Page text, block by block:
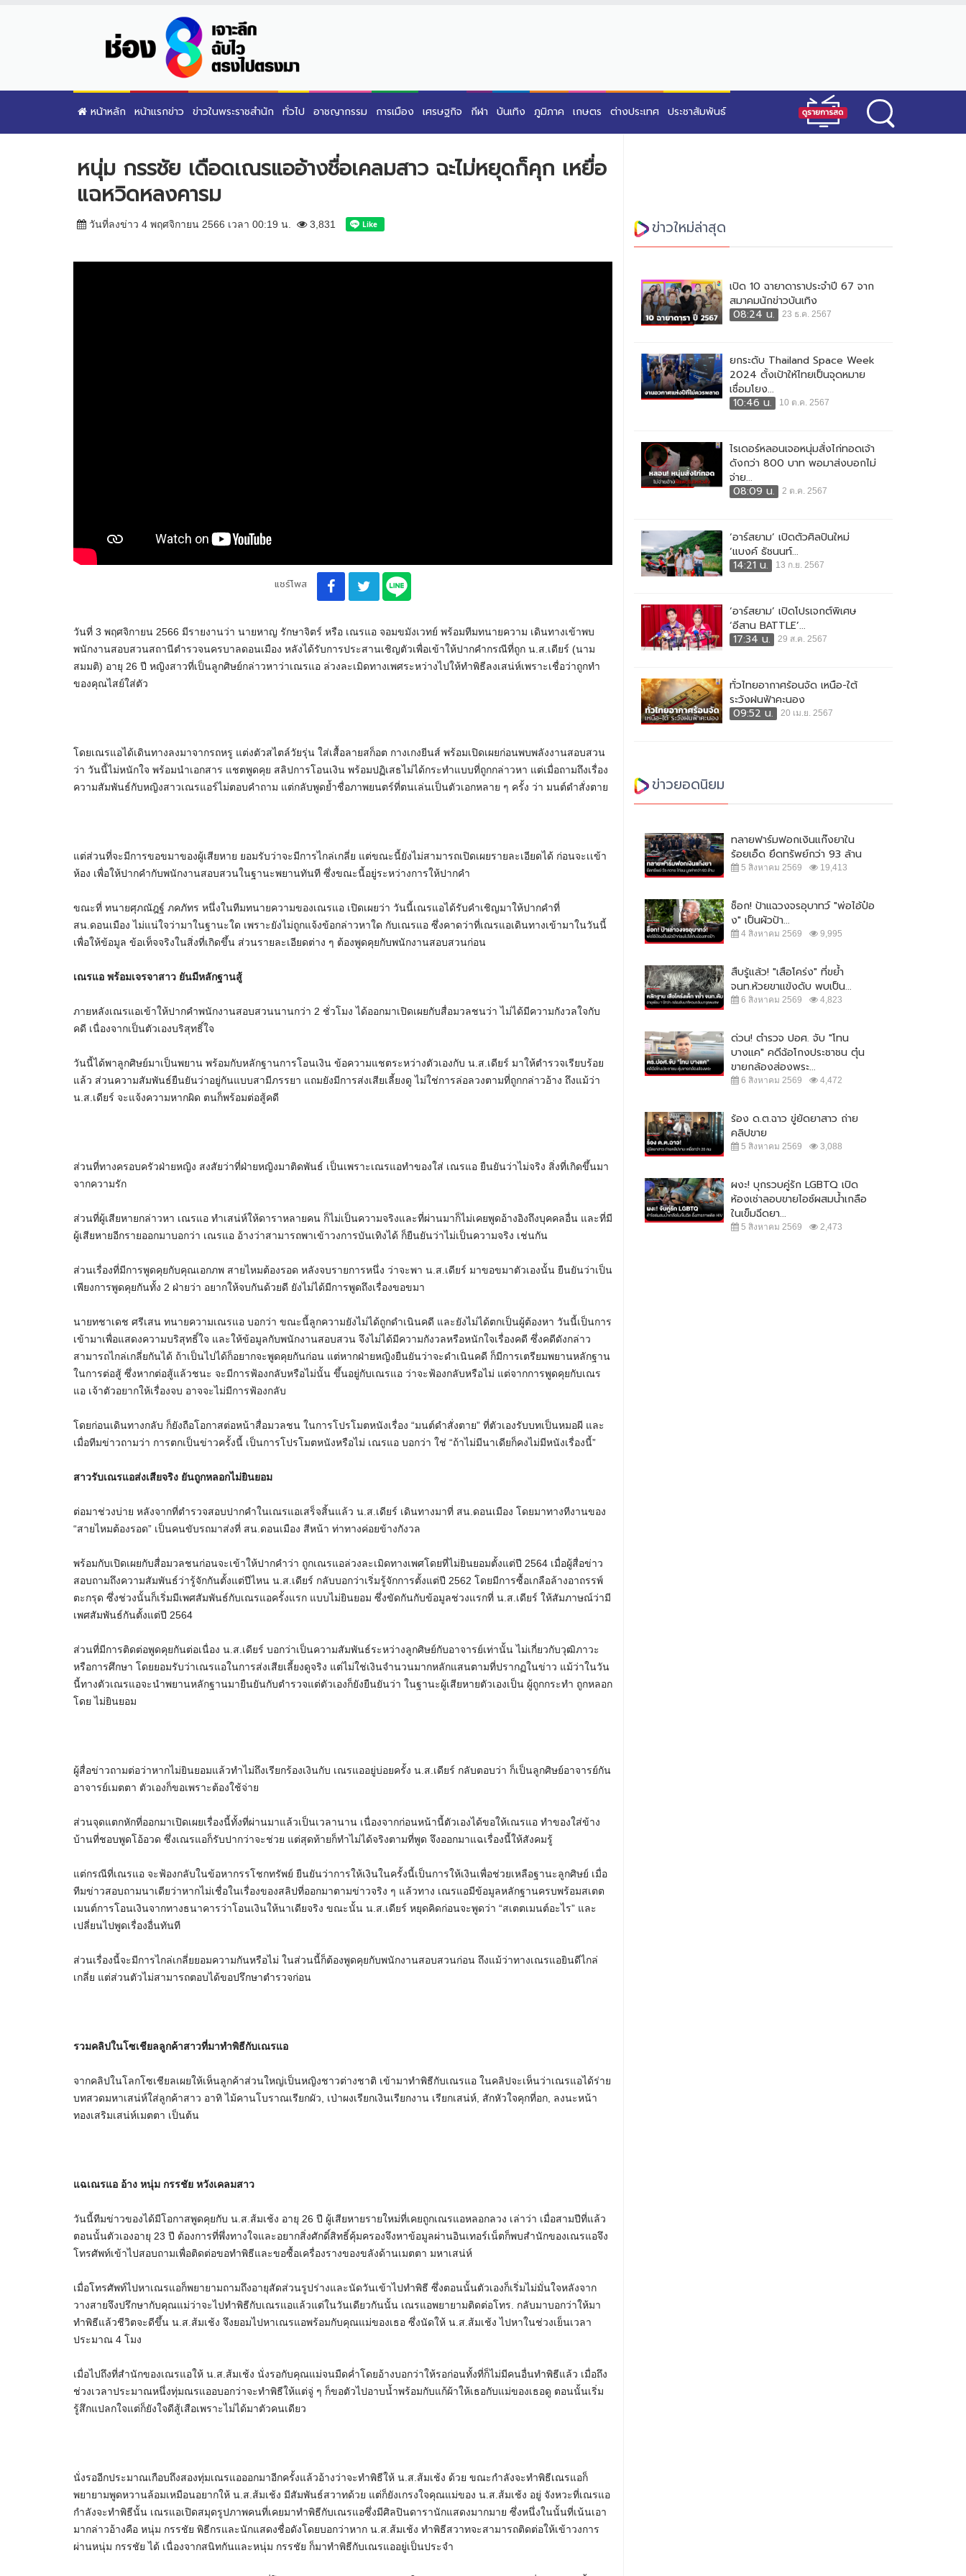
หน้าหลัก หน้าแรกข่าว ข่าวในพระราชสำนัก ทั่วไป อาชญากรรม การเมือง เศรษฐกิจ กีฬา บันเทิง ภูมิภาค เกษตร ต่างประเทศ ประชาสัมพันธ์
หนุ่ม กรรชัย เดือดเณรแออ้างชื่อเคลมสาว ฉะไม่หยุดก็คุก เหยื่อ
แฉหวิดหลงคารม
วันที่ลงข่าว 4 พฤศจิกายน 2566 เวลา 00:19 น. 3,831
แชร์โพส
วันที่ 3 พฤศจิกายน 2566 มีรายงานว่า นายหาญ รักษาจิตร์ หรือ เณรแอ จอมขมังเวทย์ พร้อมทีมทนายความ เดินทางเข้าพบ
พนักงานสอบสวนสถานีตำรวจนครบาลดอนเมือง หลังได้รับการประสานเชิญตัวเพื่อเข้าให้ปากคำกรณีที่ถูก น.ส.เดียร์ (นาม
สมมติ) อายุ 26 ปี หญิงสาวที่เป็นลูกศิษย์กล่าวหาว่าเณรแอ ล่วงละเมิดทางเพศระหว่างไปให้ทำพิธีลงเสน่ห์เพราะเชื่อว่าถูกทำ
ของคุณไสย์ใส่ตัว
โดยเณรแอได้เดินทางลงมาจากรถหรู แต่งตัวสไตล์วัยรุ่น ใส่เสื้อลายสก็อต กางเกงยีนส์ พร้อมเปิดเผยก่อนพบพลังงานสอบสวน
ว่า วันนี้ไม่หนักใจ พร้อมนำเอกสาร แชตพูดคุย สลิปการโอนเงิน พร้อมปฏิเสธไม่ได้กระทำแบบที่ถูกกล่าวหา แต่เมื่อถามถึงเรื่อง
ความสัมพันธ์กับหญิงสาวเณรแอร์ไม่ตอบคำถาม แต่กลับพูดย้ำชื่อภาพยนตร์ที่ตนเล่นเป็นตัวเอกหลาย ๆ ครั้ง ว่า มนต์ดำสั่งตาย
แต่ส่วนที่จะมีการขอขมาของผู้เสียหาย ยอมรับว่าจะมีการไกล่เกลี่ย แต่ขณะนี้ยังไม่สามารถเปิดเผยรายละเอียดได้ ก่อนจะเเข้า
ห้อง เพื่อให้ปากคำกับพนักงานสอบสวนในฐานะพยานทันที ซึ่งขณะนี้อยู่ระหว่างการให้ปากคำ
ขณะที่ ทนายศุภณัฎฐ์ ภคภัทร หนึ่งในทีมทนายความของเณรแอ เปิดเผยว่า วันนี้เณรแอได้รับคำเชิญมาให้ปากคำที่
สน.ดอนเมือง ไม่แน่ใจว่ามาในฐานะใด เพราะยังไม่ถูกแจ้งข้อกล่าวหาใด กับเณรแอ ซึ่งคาดว่าที่เณรแอเดินทางเข้ามาในวันนี้
เพื่อให้ข้อมูล ข้อเท็จจริงในสิ่งที่เกิดขึ้น ส่วนรายละเอียดต่าง ๆ ต้องพูดคุยกับพนักงานสอบสวนก่อน
เณรแอ พร้อมเจรจาสาว ยันมีหลักฐานสู้
ภายหลังเณรแอเข้าให้ปากคำพนักงานสอบสวนนานกว่า 2 ชั่วโมง ได้ออกมาเปิดเผยกับสื่อมวลชนว่า ไม่ได้มีความกังวลใจกับ
คดี เนื่องจากเป็นตัวเองบริสุทธิ์ใจ
วันนี้ได้พาลูกศิษย์มาเป็นพยาน พร้อมกับหลักฐานการโอนเงิน ข้อความแชตระหว่างตัวเองกับ น.ส.เดียร์ มาให้ตำรวจเรียบร้อย
แล้ว ส่วนความสัมพันธ์ยืนยันว่าอยู่กันแบบสามีภรรยา แถมยังมีการส่งเสียเลี้ยงดู ไม่ใช่การล่อลวงตามที่ถูกกล่าวอ้าง ถึงแม้ว่า
น.ส.เดียร์ จะแจ้งความหากผิด ตนก็พร้อมต่อสู้คดี
ส่วนที่ทางครอบครัวฝ่ายหญิง สงสัยว่าที่ฝ่ายหญิงมาติดพันธ์ เป็นเพราะเณรแอทำของใส่ เณรแอ ยืนยันว่าไม่จริง สิ่งที่เกิดขึ้นมา
จากความรัก
ส่วนที่ผู้เสียหายกล่าวหา เณรแอ ทำเสน่ห์ให้ดาราหลายคน ก็ไม่เป็นความจริงและที่ผ่านมาก็ไม่เคยพูดอ้างอิงถึงบุคคลอื่น และที่มี
ผู้เสียหายอีกรายออกมาบอกว่า เณรแอ อ้างว่าสามารถพาเข้าวงการบันเทิงได้ ก็ยืนยันว่าไม่เป็นความจริง เช่นกัน
ส่วนเรื่องที่มีการพูดคุยกับคุณเอกภพ สายไหมต้องรอด หลังจบรายการหนึ่ง ว่าจะพา น.ส.เดียร์ มาขอขมาตัวเองนั้น ยืนยันว่าเป็น
เพียงการพูดคุยกันทั้ง 2 ฝ่ายว่า อยากให้จบกันด้วยดี ยังไม่ได้มีการพูดถึงเรื่องขอขมา
นายทชาเดช ศรีเสน ทนายความเณรแอ บอกว่า ขณะนี้ลูกความยังไม่ได้ถูกดำเนินคดี และยังไม่ได้ตกเป็นผู้ต้องหา วันนี้เป็นการ
เข้ามาเพื่อแสดงความบริสุทธิ์ใจ และให้ข้อมูลกับพนักงานสอบสวน จึงไม่ได้มีความกังวลหรือหนักใจเรื่องคดี ซึ่งคดีดังกล่าว
สามารถไกล่เกลี่ยกันได้ ถ้าเป็นไปได้ก็อยากจะพูดคุยกันก่อน แต่หากฝ่ายหญิงยืนยันว่าจะดำเนินคดี ก็มีการเตรียมพยานหลักฐาน
ในการต่อสู้ ซึ่งหากต่อสู้แล้วชนะ จะมีการฟ้องกลับหรือไม่นั้น ขึ้นอยู่กับเณรแอ ว่าจะฟ้องกลับหรือไม่ แต่จากการพูดคุยกับเณร
แอ เจ้าตัวอยากให้เรื่องจบ อาจจะไม่มีการฟ้องกลับ
โดยก่อนเดินทางกลับ ก็ยังถือโอกาสต่อหน้าสื่อมวลชน ในการโปรโมตหนังเรื่อง “มนต์ดำสั่งตาย” ที่ตัวเองรับบทเป็นหมอผี และ
เมื่อทีมข่าวถามว่า การตกเป็นข่าวครั้งนี้ เป็นการโปรโมตหนังหรือไม่ เณรแอ บอกว่า ใช่ “ถ้าไม่มีนาเดียก็คงไม่มีหนังเรื่องนี้”
สาวรับเณรแอส่งเสียจริง ยันถูกหลอกไม่ยินยอม
ต่อมาช่วงบ่าย หลังจากที่ตำรวจสอบปากคำในเณรแอเสร็จสิ้นแล้ว น.ส.เดียร์ เดินทางมาที่ สน.ดอนเมือง โดยมาทางทีงานของ
“สายไหมต้องรอด” เป็นคนขับรถมาส่งที่ สน.ดอนเมือง สีหน้า ท่าทางค่อยข้างกังวล
พร้อมกับเปิดเผยกับสื่อมวลชนก่อนจะเข้าให้ปากคำว่า ถูกเณรแอล่วงละเมิดทางเพศโดยที่ไม่ยินยอมตั้งแต่ปี 2564 เมื่อผู้สื่อข่าว
สอบถามถึงความสัมพันธ์ว่ารู้จักกันตั้งแต่ปีไหน น.ส.เดียร์ กลับบอกว่าเริ่มรู้จักการตั้งแต่ปี 2562 โดยมีการซื้อเกลือล้างอาถรรพ์
ตะกรุด ซึ่งช่วงนั้นก็เริ่มมีเพศสัมพันธ์กับเณรแอครั้งแรก แบบไม่ยินยอม ซึ่งขัดกันกับข้อมูลช่วงแรกที่ น.ส.เดียร์ ให้สัมภาษณ์ว่ามี
เพศสัมพันธ์กันตั้งแต่ปี 2564
ส่วนที่มีการติดต่อพูดคุยกันต่อเนื่อง น.ส.เดียร์ บอกว่าเป็นความสัมพันธ์ระหว่างลูกศิษย์กับอาจารย์เท่านั้น ไม่เกี่ยวกับวุฒิภาวะ
หรือการศึกษา โดยยอมรับว่าเณรแอในการส่งเสียเลี้ยงดูจริง แต่ไม่ใช่เงินจำนวนมากหลักแสนตามที่ปรากฏในข่าว แม้ว่าในวัน
นี้ทางตัวเณรแอจะนำพยานหลักฐานมายืนยันกับตำรวจแต่ตัวเองก็ยังยืนยันว่า ในฐานะผู้เสียหายตัวเองเป็น ผู้ถูกกระทำ ถูกหลอก
โดย ไม่ยินยอม
ผู้สื่อข่าวถามต่อว่าหากไม่ยินยอมแล้วทำไม่ถึงเรียกร้องเงินกับ เณรแออยู่บ่อยครั้ง น.ส.เดียร์ กลับตอบว่า ก็เป็นลูกศิษย์อาจารย์กัน
อาจารย์เมตตา ตัวเองก็ขอเพราะต้องใช้จ่าย
ส่วนจุดแตกหักที่ออกมาเปิดเผยเรื่องนี้ทั้งที่ผ่านมาแล้วเป็นเวลานาน เนื่องจากก่อนหน้านี้ตัวเองได้ขอให้เณรแอ ทำของใส่ข้าง
บ้านที่ชอบพูดโอ้อวด ซึ่งเณรแอก็รับปากว่าจะช่วย แต่สุดท้ายก็ทำไม่ได้จริงตามที่พูด จึงออกมาแฉเรื่องนี้ให้สังคมรู้
แต่กรณีที่เณรแอ จะฟ้องกลับในข้อหากรรโชกทรัพย์ ยืนยันว่าการให้เงินในครั้งนี้เป็นการให้เงินเพื่อช่วยเหลือฐานะลูกศิษย์ เมื่อ
ทีมข่าวสอบถามนาเดียว่าหากไม่เชื่อในเรื่องของสลิปที่ออกมาตามข่าวจริง ๆ แล้วทาง เณรแอมีข้อมูลหลักฐานครบพร้อมสเตต
เมนต์การโอนเงินจากทางธนาคารว่าโอนเงินให้นาเดียจริง ขณะนั้น น.ส.เดียร์ หยุดคิดก่อนจะพูดว่า “สเตตเมนต์อะไร” และ
เปลี่ยนไปพูดเรื่องอื่นทันที
ส่วนเรื่องนี้จะมีการไกล่เกลี่ยยอมความกันหรือไม่ ในส่วนนี้ก็ต้องพูดคุยกับพนักงานสอบสวนก่อน ถึงแม้ว่าทางเณรแอยินดีไกล่
เกลี่ย แต่ส่วนตัวไม่สามารถตอบได้ขอปรึกษาตำรวจก่อน
รวมคลิปในโซเชียลลูกค้าสาวที่มาทำพิธีกับเณรแอ
จากคลิปในโลกโซเชียลเผยให้เห็นลูกค้าส่วนใหญ่เป็นหญิงชาวต่างชาติ เข้ามาทำพิธีกับเณรแอ ในคลิปจะเห็นว่าเณรแอได้ร่าย
บทสวดมหาเสน่ห์ใส่ลูกค้าสาว อาทิ ไม้คานโบราณเรียกผัว, เป่าผงเรียกเงินเรียกงาน เรียกเสน่ห์, สักหัวใจคุกที่อก, ลงนะหน้า
ทองเสริมเสน่ห์เมตตา เป็นต้น
แฉเณรแอ อ้าง หนุ่ม กรรชัย หวังเคลมสาว
วันนี้ทีมข่าวของได้มีโอกาสพูดคุยกับ น.ส.ส้มเช้ง อายุ 26 ปี ผู้เสียหายรายใหม่ที่เคยถูกเณรแอหลอกลวง เล่าว่า เมื่อสามปีที่แล้ว
ตอนนั้นตัวเองอายุ 23 ปี ต้องการที่พึ่งทางใจและอยากสิ่งศักดิ์สิทธิ์คุ้มครองจึงหาข้อมูลผ่านอินเทอร์เน็ตก็พบสำนักของเณรแอจึง
โทรศัพท์เข้าไปสอบถามเพื่อติดต่อขอทำพิธีและขอซื้อเครื่องรางของขลังด้านเมตตา มหาเสน่ห์
เมื่อโทรศัพท์ไปหาเณรแอก็พยายามถามถึงอายุสัดส่วนรูปร่างและนัดวันเข้าไปทำพิธี ซึ่งตอนนั้นตัวเองก็เริ่มไม่มั่นใจหลังจาก
วางสายจึงปรึกษากับคุณแม่ว่าจะไปทำพิธีกับเณรแอแล้วแต่ในวันเดียวกันนั้น เณรแอพยายามติดต่อโทร. กลับมาบอกว่าให้มา
ทำพิธีแล้วชีวิตจะดีขึ้น น.ส.ส้มเช้ง จึงยอมไปหาเณรแอพร้อมกับคุณแม่ของเธอ ซึ่งนัดให้ น.ส.ส้มเช้ง ไปหาในช่วงเย็นเวลา
ประมาณ 4 โมง
เมื่อไปถึงที่สำนักของเณรแอให้ น.ส.ส้มเช้ง นั่งรอกับคุณแม่จนมืดค่ำโดยอ้างบอกว่าให้รอก่อนทั้งที่ก็ไม่มีคนอื่นทำพิธีแล้ว เมื่อถึง
ช่วงเวลาประมาณหนึ่งทุ่มณรแออบอกว่าจะทำพิธีให้แต่จู่ ๆ ก็ขอตัวไปอาบน้ำพร้อมกับแก้ผ้าให้เธอกับแม่ของเธอดู ตอนนั้นเริ่ม
รู้สึกแปลกใจแต่ก็ยังใจดีสู้เสือเพราะไม่ได้มาตัวคนเดียว
นั่งรออีกประมาณเกือบถึงสองทุ่มเณรแอออกมาอีกครั้งแล้วอ้างว่าจะทำพิธีให้ น.ส.ส้มเช้ง ด้วย ขณะกำลังจะทำพิธีเณรแอก็
พยายามพูดหวานล้อมเหมือนอยากให้ น.ส.ส้มเช้ง มีสัมพันธ์สวาทด้วย แต่ก็ยังเกรงใจคุณแม่ของ น.ส.ส้มเช้ง อยู่ จังหวะที่เณรแอ
กำลังจะทำพิธีนั้น เณรแอเปิดสมุดรูปภาพคนที่เคยมาทำพิธีกับเณรแอซึ่งมีศิลปินดารานักแสดงมากมาย ซึ่งหนึ่งในนั้นที่เน้นเอา
มากล่าวอ้างคือ หนุ่ม กรรชัย พิธีกรและนักแสดงชื่อดังโดยบอกว่าหาก น.ส.ส้มเช้ง ทำพิธีสวาทจะสามารถติดต่อให้เข้าวงการ
ผ่านหนุ่ม กรรชัย ได้ เนื่องจากสนิทกันและหนุ่ม กรรชัย ก็มาทำพิธีกับเณรแออยู่เป็นประจำ
ข่าวใหม่ล่าสุด
เปิด 10 ฉายาดาราประจำปี 67 จาก
สมาคมนักข่าวบันเทิง
08:24 น.
23 ธ.ค. 2567
ยกระดับ Thailand Space Week
2024 ตั้งเป้าให้ไทยเป็นจุดหมาย
เชื่อมโยง...
10:46 น.
10 ต.ค. 2567
ไรเดอร์หลอนเจอหนุ่มสั่งไก่ทอดเจ้า
ดังกว่า 800 บาท พอมาส่งบอกไม่
จ่าย...
08:09 น.
2 ต.ค. 2567
‘อาร์สยาม’ เปิดตัวศิลปินใหม่
‘แบงค์ ธัชนนท์...
14:21 น.
13 ก.ย. 2567
‘อาร์สยาม’ เปิดโปรเจกต์พิเศษ
‘อีสาน BATTLE’...
17:34 น.
29 ส.ค. 2567
ทั่วไทยอากาศร้อนจัด เหนือ-ใต้
ระวังฝนฟ้าคะนอง
09:52 น.
20 เม.ย. 2567
ข่าวยอดนิยม
ทลายฟาร์มฟอกเงินแก๊งยาใน
ร้อยเอ็ด ยึดทรัพย์กว่า 93 ล้าน
5 สิงหาคม 2569 19,413
ช็อก! ป้าแฉวงจรอุบาทว์ "พ่อไอ้ป๋อ
ง" เป็นผัวป้า...
4 สิงหาคม 2569 9,995
สืบรู้แล้ว! "เสือโคร่ง" ที่ขย้ำ
จนท.ห้วยขาแข้งดับ พบเป็น...
6 สิงหาคม 2569 4,823
ด่วน! ตำรวจ ปอศ. จับ "โทน
บางแค" คดีฉ้อโกงประชาชน ตุ๋น
ขายกล้องส่องพระ...
6 สิงหาคม 2569 4,472
ร้อง ด.ต.ฉาว ขู่ยัดยาสาว ถ่าย
คลิปขาย
5 สิงหาคม 2569 3,088
ผงะ! บุกรวบคู่รัก LGBTQ เปิด
ห้องเช่าลอบขายไอซ์ผสมน้ำเกลือ
ในเข็มฉีดยา...
5 สิงหาคม 2569 2,473